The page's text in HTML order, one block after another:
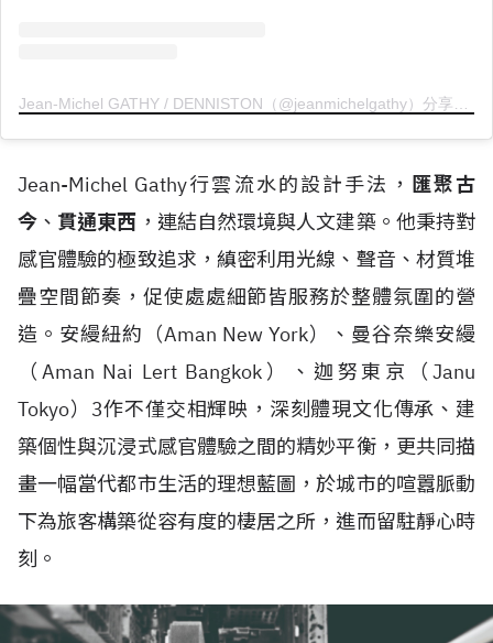
Jean-Michel GATHY / DENNISTON（@jeanmichelgathy）分享的貼文
Jean-Michel Gathy行雲流水的設計手法， 匯聚古
今 、 貫通東西 ，連結自然環境與人文建築。他秉持對
感官體驗的極致追求，縝密利用光線、聲音、材質堆
疊空間節奏，促使處處細節皆服務於整體氛圍的營
造。安縵紐約（Aman New York）、曼谷奈樂安縵
（Aman Nai Lert Bangkok）、迦努東京（Janu
Tokyo）3作不僅交相輝映，深刻體現文化傳承、建
築個性與沉浸式感官體驗之間的精妙平衡，更共同描
畫一幅當代都市生活的理想藍圖，於城市的喧囂脈動
下為旅客構築從容有度的棲居之所，進而留駐靜心時
刻。